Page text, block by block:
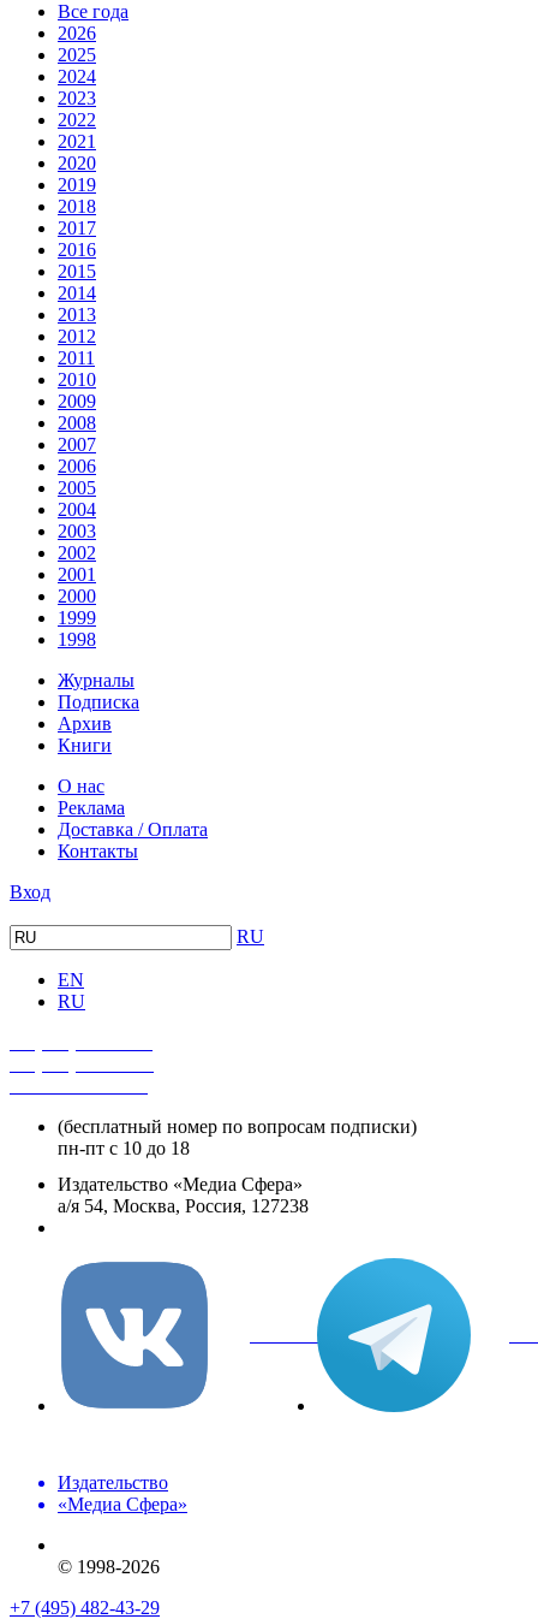
Все года
2026
2025
2024
2023
2022
2021
2020
2019
2018
2017
2016
2015
2014
2013
2012
2011
2010
2009
2008
2007
2006
2005
2004
2003
2002
2001
2000
1999
1998
Журналы
Подписка
Архив
Книги
О нас
Реклама
Доставка / Оплата
Контакты
Вход
RU
EN
RU
(бесплатный номер по вопросам подписки)
пн-пт с 10 до 18
Издательство «Медиа Сфера»
а/я 54, Москва, Россия, 127238
вКонтакте
Издательство
«Медиа Сфера»
© 1998-2026
+7 (495) 482-43-29